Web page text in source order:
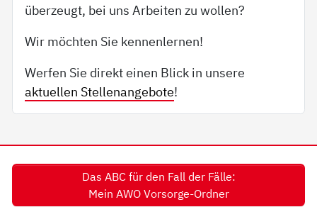
überzeugt, bei uns Arbeiten zu wollen?
Wir möchten Sie kennenlernen!
Werfen Sie direkt einen Blick in unsere
aktuellen Stellenangebote!
Das ABC für den Fall der Fälle:
Mein AWO Vorsorge-Ordner